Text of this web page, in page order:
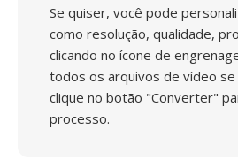
Se quiser, você pode
como resolução, qualidade,
clicando no ícone de
todos os arquivos de vídeo se
clique no botão "Converter"
processo.